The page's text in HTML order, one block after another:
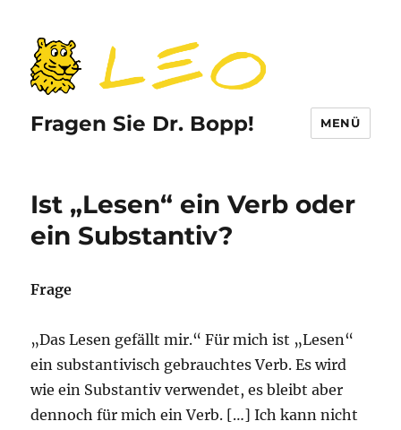
Fragen Sie Dr. Bopp! MENÜ
Ist „Lesen“ ein Verb oder
ein Substantiv?
Frage
„Das Lesen gefällt mir.“ Für mich ist „Lesen“
ein substantivisch gebrauchtes Verb. Es wird
wie ein Substantiv verwendet, es bleibt aber
dennoch für mich ein Verb. […] Ich kann nicht